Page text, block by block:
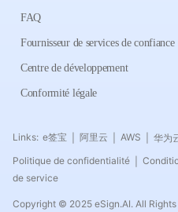
FAQ
Fournisseur de services de confiance
Centre de développement
Conformité légale
Links: e签宝 阿里云 AWS
华为
Politique de confidentialité
de service
Copyright © 2025 eSign.AI. All Rights